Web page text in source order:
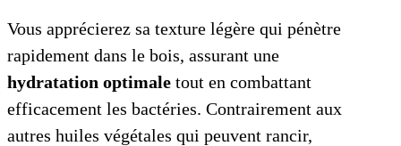
Vous apprécierez sa texture légère qui pénètre
rapidement dans le bois, assurant une
hydratation optimale tout en combattant
efficacement les bactéries. Contrairement aux
autres huiles végétales qui peuvent rancir,